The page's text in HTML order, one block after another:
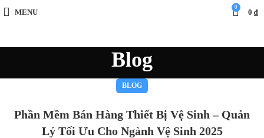
MENU
0
0 ₫
Blog
BLOG
Phần Mềm Bán Hàng Thiết Bị Vệ Sinh – Quản
Lý Tối Ưu Cho Ngành Vệ Sinh 2025